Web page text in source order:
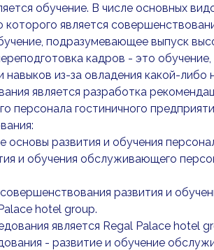
обучение. В числе основных
которого является
подразумевающее выпуск
кадров - это
навыков из-за овладения какой-либо
является разработка
персонала гостиничного
основы развития и обучения
и обучения обслуживающего
развития и
hotel group.
является Regal Palace hotel
- развитие и обучение